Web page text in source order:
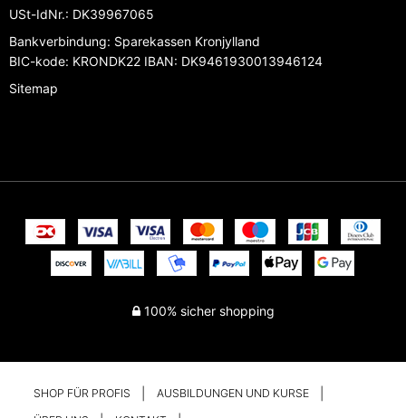
USt-IdNr.: DK39967065
Bankverbindung: Sparekassen Kronjylland
BIC-kode: KRONDK22 IBAN: DK9461930013946124
Sitemap
100% sicher shopping
SHOP FÜR PROFIS AUSBILDUNGEN UND KURSE